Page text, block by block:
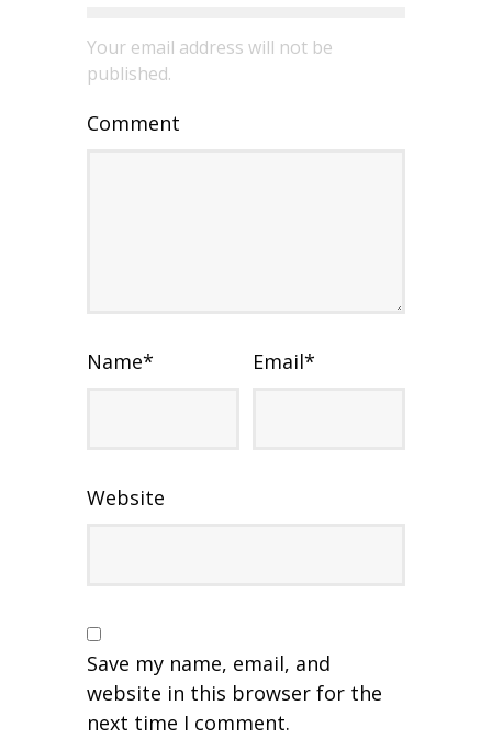
Your email address will not be
published.
Comment
Name* Email*
Website
Save my name, email, and
website in this browser for the
next time I comment.